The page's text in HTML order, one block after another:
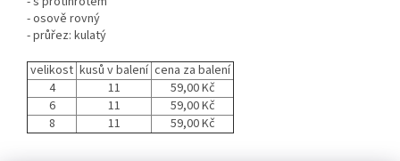
- osově rovný
- průřez: kulatý
velikost kusů v balení cena za balení
4
11
59,00 Kč
6
11
59,00 Kč
8
11 59,00 Kč